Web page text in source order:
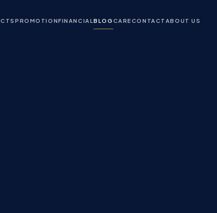
PROMOTIONFINANCIALBLOG CARECONTACT ABOUT US